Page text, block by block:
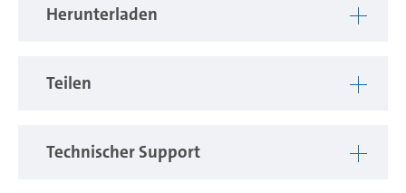
Gebärdensprache und Kommunikation Gehörloser).
Herunterladen
Teilen
Technischer Support